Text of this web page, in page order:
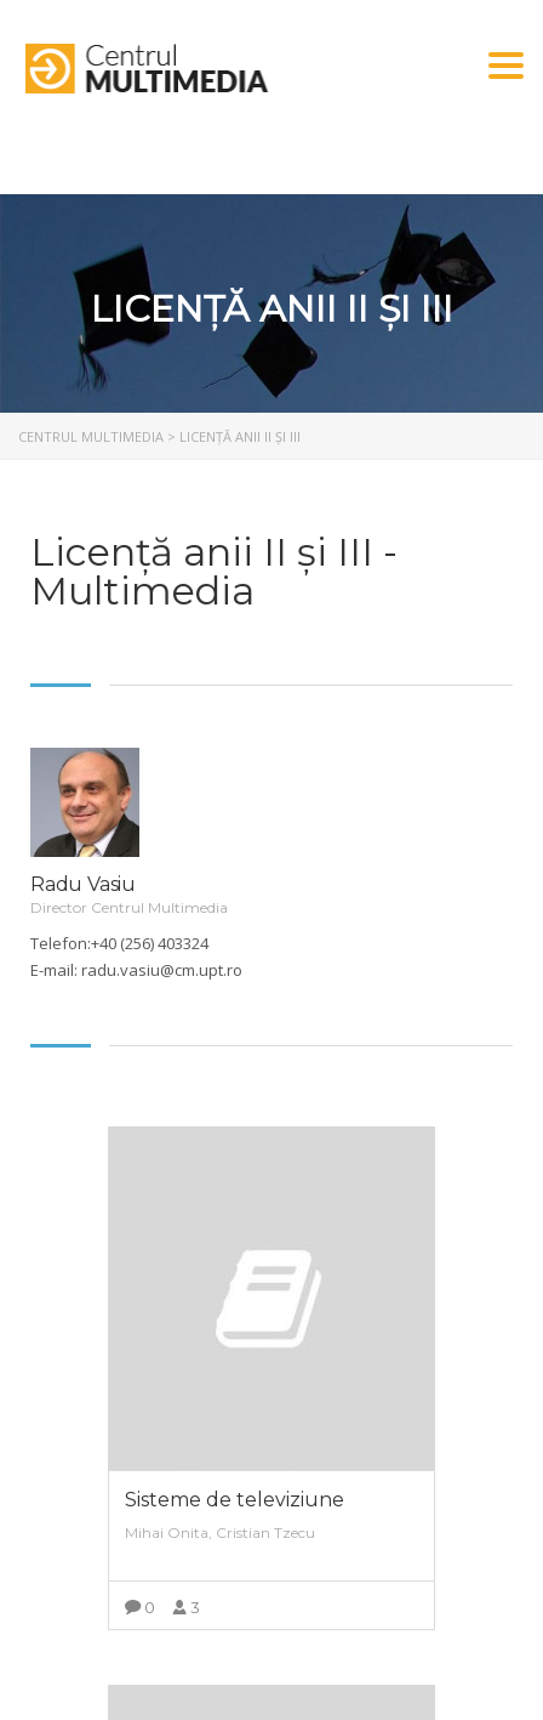
LICENȚĂ ANII II ȘI III
CENTRUL MULTIMEDIA > LICENȚĂ ANII II ȘI III
Licență anii II și III -
Multimedia
Radu Vasiu
Director Centrul Multimedia
Telefon:+40 (256) 403324
E-mail: radu.vasiu@cm.upt.ro
Sisteme de televiziune
Mihai Onita, Cristian Tzecu
0 3